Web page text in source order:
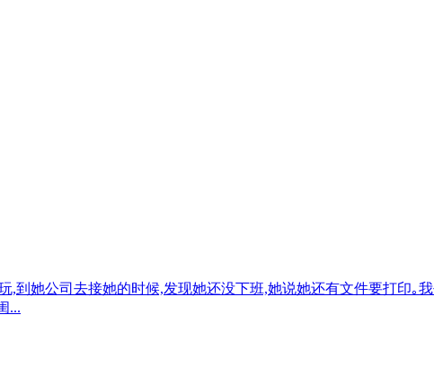
她公司去接她的时候,发现她还没下班,她说她还有文件要打印｡
...